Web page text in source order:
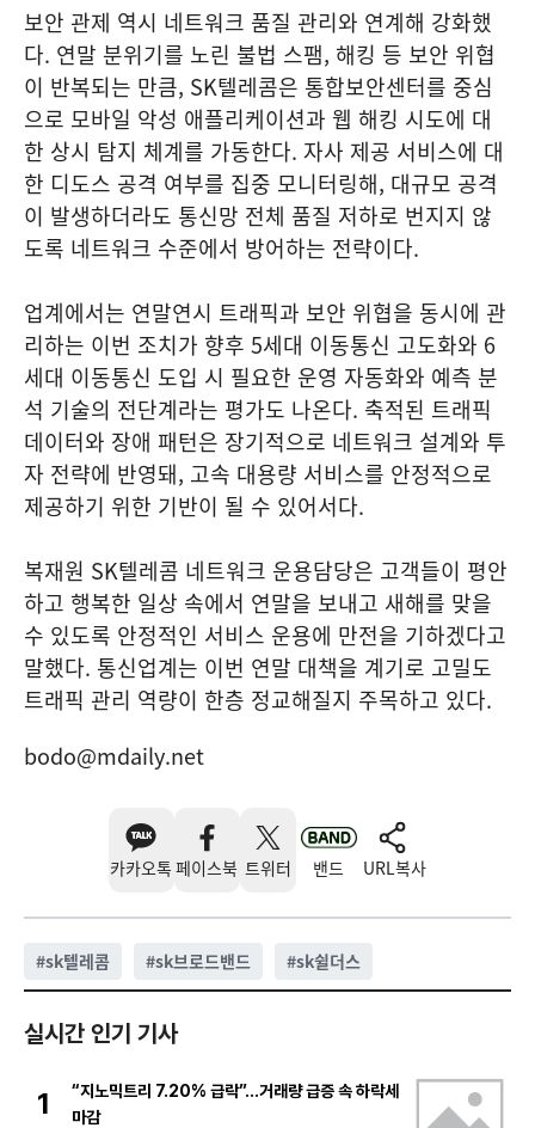
보안 관제 역시 네트워크 품질 관리와 연계해 강화했
다. 연말 분위기를 노린 불법 스팸, 해킹 등 보안 위협
이 반복되는 만큼, SK텔레콤은 통합보안센터를 중심
으로 모바일 악성 애플리케이션과 웹 해킹 시도에 대
한 상시 탐지 체계를 가동한다. 자사 제공 서비스에 대
한 디도스 공격 여부를 집중 모니터링해, 대규모 공격
이 발생하더라도 통신망 전체 품질 저하로 번지지 않
도록 네트워크 수준에서 방어하는 전략이다.
업계에서는 연말연시 트래픽과 보안 위협을 동시에 관
리하는 이번 조치가 향후 5세대 이동통신 고도화와 6
세대 이동통신 도입 시 필요한 운영 자동화와 예측 분
석 기술의 전단계라는 평가도 나온다. 축적된 트래픽
데이터와 장애 패턴은 장기적으로 네트워크 설계와 투
자 전략에 반영돼, 고속 대용량 서비스를 안정적으로
제공하기 위한 기반이 될 수 있어서다.
복재원 SK텔레콤 네트워크 운용담당은 고객들이 평안
하고 행복한 일상 속에서 연말을 보내고 새해를 맞을
수 있도록 안정적인 서비스 운용에 만전을 기하겠다고
말했다. 통신업계는 이번 연말 대책을 계기로 고밀도
트래픽 관리 역량이 한층 정교해질지 주목하고 있다.
bodo@mdaily.net
카카오톡 페이스북 트위터 밴드 URL복사
#sk텔레콤 #sk브로드밴드 #sk쉴더스
실시간 인기 기사
1
“지노믹트리 7.20% 급락”…거래량 급증 속 하락세
마감